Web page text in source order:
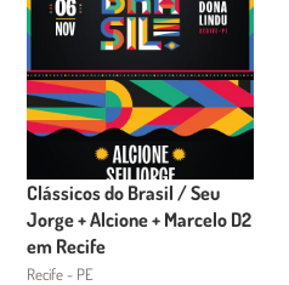
Clássicos do Brasil / Seu
Jorge + Alcione + Marcelo D2
em Recife
Recife - PE